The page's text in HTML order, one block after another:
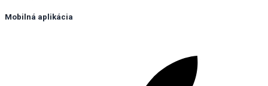
Mobilná aplikácia